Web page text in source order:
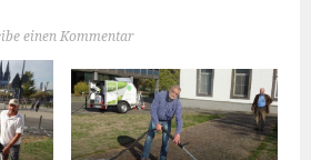
einen Kommentar